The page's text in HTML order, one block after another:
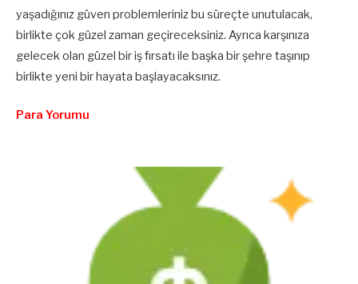
yaşadığınız güven problemleriniz bu süreçte unutulacak,
birlikte çok güzel zaman geçireceksiniz. Ayrıca karşınıza
gelecek olan güzel bir iş fırsatı ile başka bir şehre taşınıp
birlikte yeni bir hayata başlayacaksınız.
Para Yorumu